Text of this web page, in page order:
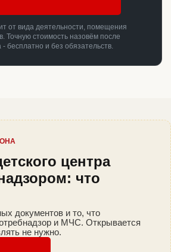
от вида деятельности, помещения
Точную стоимость назовём после
бесплатно и без обязательств.
центра
что
документов и то, что
и МЧС. Открывается
не нужно.